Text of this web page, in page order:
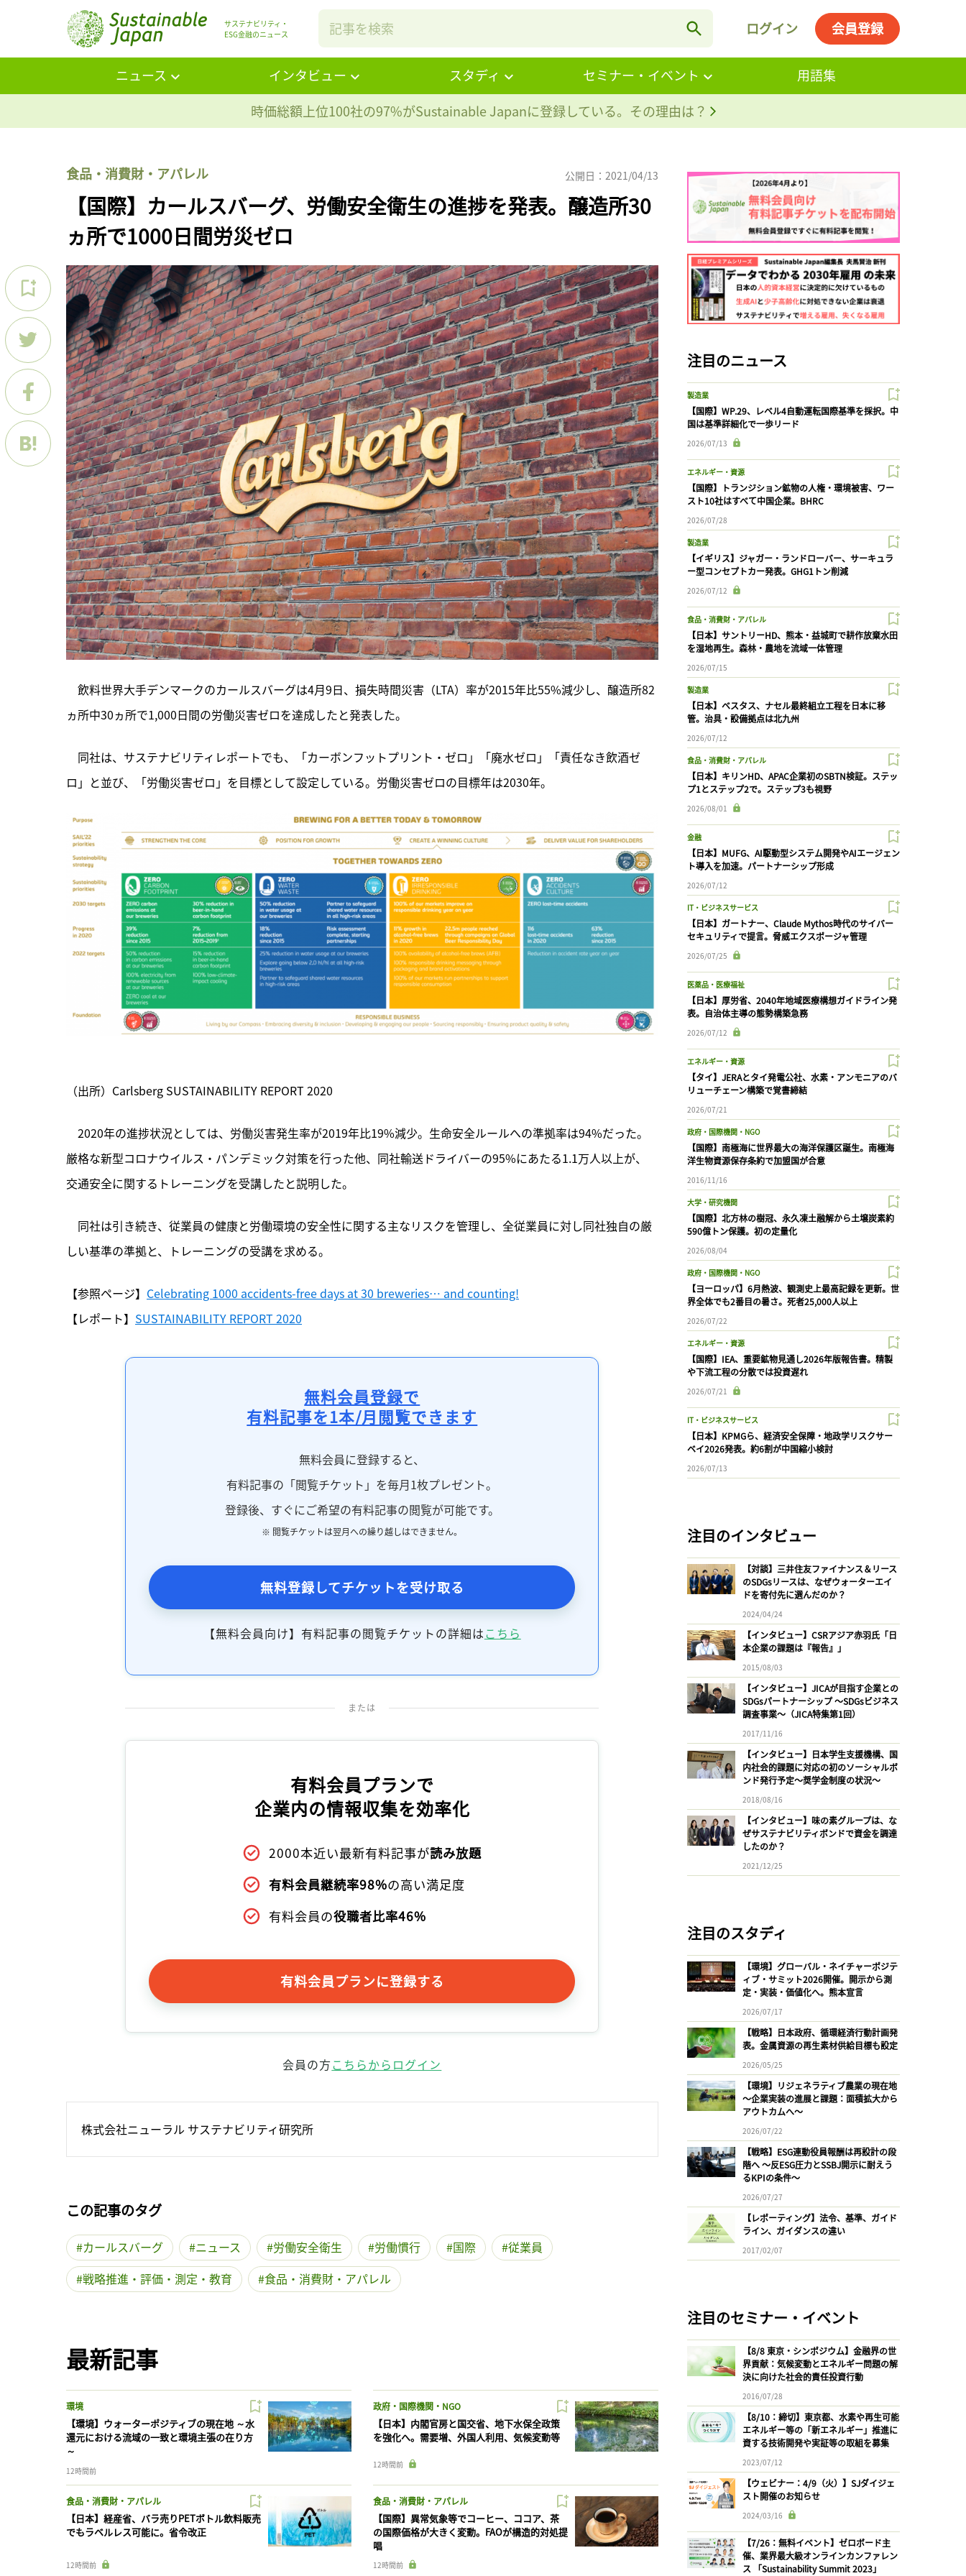
サステナビリティ・
ESG金融のニュース
ログイン 会員登録
ニュース インタビュー スタディ セミナー・イベント
用語集
時価総額上位100社の97%がSustainable Japanに登録している。その理由は？
食品・消費財・アパレル 公開日：2021/04/13
【国際】カールスバーグ、労働安全衛生の進捗を発表。醸造所30
ヵ所で1000日間労災ゼロ
飲料世界大手デンマークのカールスバーグは4月9日、損失時間災害（LTA）率が2015年比55%減少し、醸造所82
ヵ所中30ヵ所で1,000日間の労働災害ゼロを達成したと発表した。
同社は、サステナビリティレポートでも、「カーボンフットプリント・ゼロ」「廃水ゼロ」「責任なき飲酒ゼ
ロ」と並び、「労働災害ゼロ」を目標として設定している。労働災害ゼロの目標年は2030年。
（出所）Carlsberg SUSTAINABILITY REPORT 2020
2020年の進捗状況としては、労働災害発生率が2019年比19%減少。生命安全ルールへの準拠率は94%だった。
厳格な新型コロナウイルス・パンデミック対策を行った他、同社輸送ドライバーの95%にあたる1.1万人以上が、
交通安全に関するトレーニングを受講したと説明した。
同社は引き続き、従業員の健康と労働環境の安全性に関する主なリスクを管理し、全従業員に対し同社独自の厳
しい基準の準拠と、トレーニングの受講を求める。
【参照ページ】 Celebrating 1000 accidents-free days at 30 breweries… and counting!
【レポート】 SUSTAINABILITY REPORT 2020
無料会員登録で
有料記事を1本/月閲覧できます
無料会員に登録すると、
有料記事の「閲覧チケット」を毎月1枚プレゼント。
登録後、すぐにご希望の有料記事の閲覧が可能です。
※ 閲覧チケットは翌月への繰り越しはできません。
無料登録してチケットを受け取る
【無料会員向け】有料記事の閲覧チケットの詳細はこちら
または
有料会員プランで
企業内の情報収集を効率化
2000本近い最新有料記事が読み放題
有料会員継続率98%の高い満足度
有料会員の役職者比率46%
有料会員プランに登録する
会員の方こちらからログイン
株式会社ニューラル サステナビリティ研究所
この記事のタグ
カールスバーグ ニュース 労働安全衛生 労働慣行 国際
従業員
戦略推進・評価・測定・教育
食品・消費財・アパレル
最新記事
環境
【環境】ウォーターポジティブの現在地 ～水
還元における流域の一致と環境主張の在り方
～
12時間前
政府・国際機関・NGO
【日本】内閣官房と国交省、地下水保全政策
を強化へ。需要増、外国人利用、気候変動等
12時間前
食品・消費財・アパレル
【日本】経産省、バラ売りPETボトル飲料販売
でもラベルレス可能に。省令改正
12時間前
食品・消費財・アパレル
【国際】異常気象等でコーヒー、ココア、茶
の国際価格が大きく変動。FAOが構造的対処提
唱
12時間前
注目のニュース
製造業
【国際】WP.29、レベル4自動運転国際基準を採択。中
国は基準詳細化で一歩リード
2026/07/13
エネルギー・資源
【国際】トランジション鉱物の人権・環境被害、ワー
スト10社はすべて中国企業。BHRC
2026/07/28
製造業
【イギリス】ジャガー・ランドローバー、サーキュラ
ー型コンセプトカー発表。GHG1トン削減
2026/07/12
食品・消費財・アパレル
【日本】サントリーHD、熊本・益城町で耕作放棄水田
を湿地再生。森林・農地を流域一体管理
2026/07/15
製造業
【日本】ベスタス、ナセル最終組立工程を日本に移
管。治具・設備拠点は北九州
2026/07/12
食品・消費財・アパレル
【日本】キリンHD、APAC企業初のSBTN検証。ステッ
プ1とステップ2で。ステップ3も視野
2026/08/01
金融
【日本】MUFG、AI駆動型システム開発やAIエージェン
ト導入を加速。パートナーシップ形成
2026/07/12
IT・ビジネスサービス
【日本】ガートナー、Claude Mythos時代のサイバー
セキュリティで提言。脅威エクスポージャ管理
2026/07/25
医薬品・医療福祉
【日本】厚労省、2040年地域医療構想ガイドライン発
表。自治体主導の態勢構築急務
2026/07/12
エネルギー・資源
【タイ】JERAとタイ発電公社、水素・アンモニアのバ
リューチェーン構築で覚書締結
2026/07/21
政府・国際機関・NGO
【国際】南極海に世界最大の海洋保護区誕生。南極海
洋生物資源保存条約で加盟国が合意
2016/11/16
大学・研究機関
【国際】北方林の樹冠、永久凍土融解から土壌炭素約
590億トン保護。初の定量化
2026/08/04
政府・国際機関・NGO
【ヨーロッパ】6月熱波、観測史上最高記録を更新。世
界全体でも2番目の暑さ。死者25,000人以上
2026/07/22
エネルギー・資源
【国際】IEA、重要鉱物見通し2026年版報告書。精製
や下流工程の分散では投資遅れ
2026/07/21
IT・ビジネスサービス
【日本】KPMGら、経済安全保障・地政学リスクサー
ベイ2026発表。約6割が中国縮小検討
2026/07/13
注目のインタビュー
【対談】三井住友ファイナンス＆リース
のSDGsリースは、なぜウォーターエイ
ドを寄付先に選んだのか？
2024/04/24
【インタビュー】CSRアジア赤羽氏「日
本企業の課題は『報告』」
2015/08/03
【インタビュー】JICAが目指す企業との
SDGsパートナーシップ 〜SDGsビジネス
調査事業〜（JICA特集第1回）
2017/11/16
【インタビュー】日本学生支援機構、国
内社会的課題に対応の初のソーシャルボ
ンド発行予定〜奨学金制度の状況〜
2018/08/16
【インタビュー】味の素グループは、な
ぜサステナビリティボンドで資金を調達
したのか？
2021/12/25
注目のスタディ
【環境】グローバル・ネイチャーポジテ
ィブ・サミット2026開催。開示から測
定・実装・価値化へ。熊本宣言
2026/07/17
【戦略】日本政府、循環経済行動計画発
表。金属資源の再生素材供給目標も設定
2026/05/25
【環境】リジェネラティブ農業の現在地
〜企業実装の進展と課題：面積拡大から
アウトカムへ〜
2026/07/22
【戦略】ESG連動役員報酬は再設計の段
階へ 〜反ESG圧力とSSBJ開示に耐えう
るKPIの条件〜
2026/07/27
【レポーティング】法令、基準、ガイド
ライン、ガイダンスの違い
2017/02/07
注目のセミナー・イベント
【8/8 東京・シンポジウム】金融界の世
界貢献：気候変動とエネルギー問題の解
決に向けた社会的責任投資行動
2016/07/28
【8/10：締切】東京都、水素や再生可能
エネルギー等の「新エネルギー」推進に
資する技術開発や実証等の取組を募集
2023/07/12
【ウェビナー：4/9（火）】SJダイジェ
スト開催のお知らせ
2024/03/16
【7/26：無料イベント】ゼロボード主
催、業界最大級オンラインカンファレン
ス 「Sustainability Summit 2023」
ログインが必要です